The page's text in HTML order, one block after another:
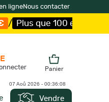
ligneNous contacter
que 100 exemplaires !
Vendre
Panier
07 Aoû 2026 - 00:36:08